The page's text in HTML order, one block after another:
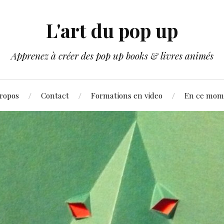
L'art du pop up
Apprenez à créer des pop up books & livres animés
Contact Formations en video En ce